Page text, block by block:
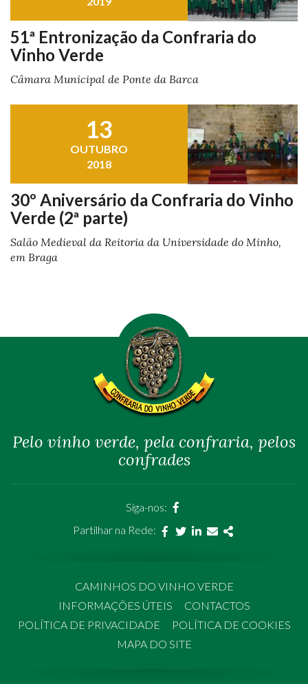
51ª Entronização da Confraria do
Vinho Verde
Câmara Municipal de Ponte da Barca
13
OUTUBRO
2018
30º Aniversário da Confraria do Vinho
Verde (2ª parte)
Salão Medieval da Reitoria da Universidade do Minho,
em Braga
Pelo vinho verde, pela confraria, pelos
confrades
Siga-nos:
Partilhar na Rede: Facebook
TwitterLinkedin
Email
CAMINHOS DO VINHO VERDE
INFORMAÇÕES ÚTEIS
CONTACTOS
POLÍTICA DE PRIVACIDADE
POLÍTICA DE COOKIES
MAPA DO SITE